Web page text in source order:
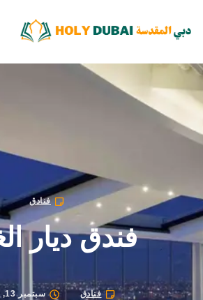
فنادق
فندق ديار
فنادق سبتمبر 13, 2025